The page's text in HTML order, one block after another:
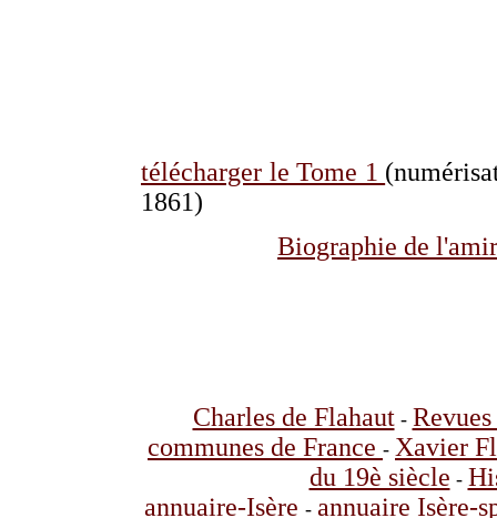
télécharger le Tome 1
1861)
Biographie de
Charles de Flahaut-
communes de France - Xavier
du 19è siècle -
annuaire-Isère - annuaire Isère-